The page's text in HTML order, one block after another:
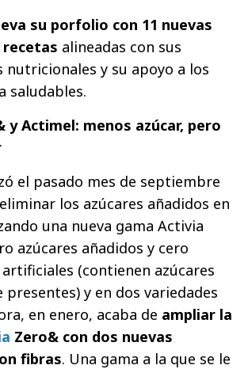
su porfolio con 11 nuevas
recetas alineadas con sus
nutricionales y su apoyo a los
saludables.
y Actimel: menos azúcar, pero
el pasado mes de septiembre
los azúcares añadidos en
una nueva gama Activia
azúcares añadidos y cero
(contienen azúcares
y en dos variedades
en enero, acaba de ampliar la
Zero& con dos nuevas
fibras. Una gama a la que se le